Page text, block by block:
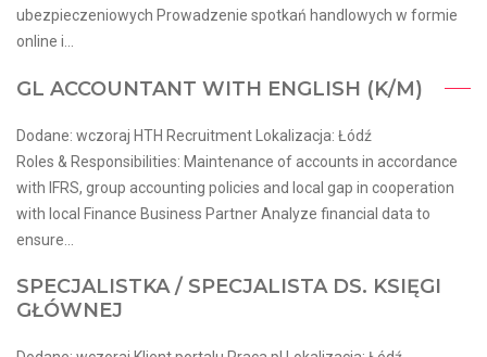
ubezpieczeniowych Prowadzenie spotkań handlowych w formie
online i...
GL ACCOUNTANT WITH ENGLISH (K/M)
Dodane: wczoraj HTH Recruitment Lokalizacja: Łódź
Roles & Responsibilities: Maintenance of accounts in accordance
with IFRS, group accounting policies and local gap in cooperation
with local Finance Business Partner Analyze financial data to
ensure...
SPECJALISTKA / SPECJALISTA DS. KSIĘGI
GŁÓWNEJ